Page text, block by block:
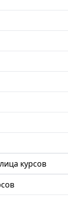
курсов